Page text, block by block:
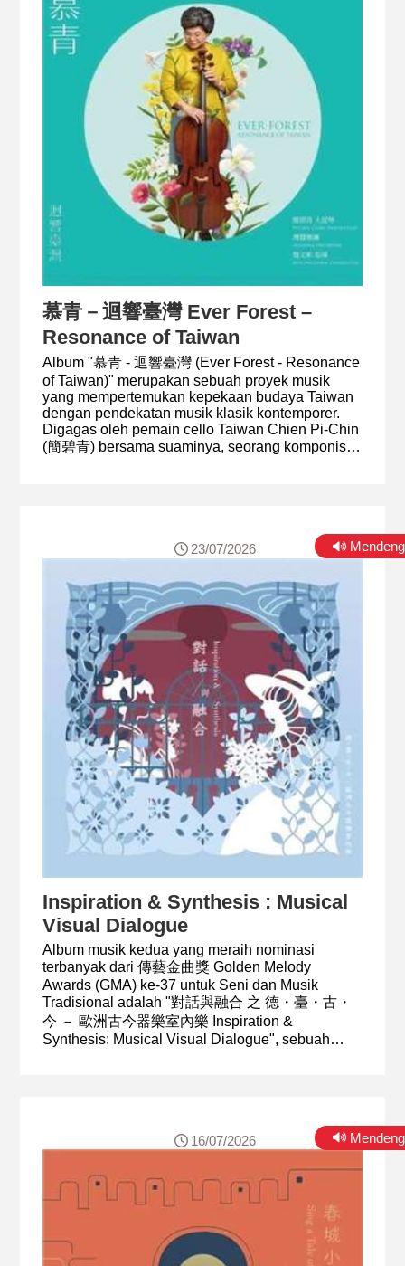
puluhan tahun menjaga kelestarian lagu-lagu
rakyat Manzhou yang diwariskan secara lisan
dari generasi ke generasi. Dalam acara hari ini,
mari kita mengenalnya melalui "我來出世愛唱歌
Born To Sing", albumnya yang dirilis tahun lalu
yang juga telah membuatnya meraih nominasi
terpisah sebagai Vokalis Terbaik pada ajang yang
慕青－迴響臺灣 Ever Forest –
Resonance of Taiwan
Album "慕青 - 迴響臺灣 (Ever Forest - Resonance
of Taiwan)" merupakan sebuah proyek musik
yang mempertemukan kepekaan budaya Taiwan
dengan pendekatan musik klasik kontemporer.
Digagas oleh pemain cello Taiwan Chien Pi-Chin
(簡碧青) bersama suaminya, seorang komponis
instrumental, album "Ever Forest" mengajak
yang berbeda. Lagu-lagunya tidak hanya
menampilkan keindahan melodi, tetapi juga
menyampaikan kisah tentang pegunungan,
budaya teh, masyarakat lokal, hingga hubungan
antargenerasi.
Inspiration & Synthesis : Musical
Visual Dialogue
Album musik kedua yang meraih nominasi
terbanyak dari 傳藝金曲獎 Golden Melody
Awards (GMA) ke-37 untuk Seni dan Musik
Tradisional adalah "對話與融合 之 德・臺・古・
今 － 歐洲古今器樂室內樂 Inspiration &
Synthesis: Musical Visual Dialogue", sebuah
23/07/2026
16/07/2026